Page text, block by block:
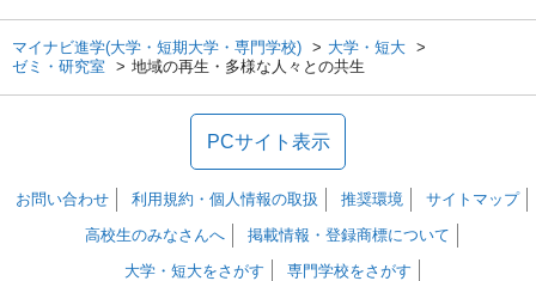
マイナビ進学(大学・短期大学・専門学校)
大学・短大
ゼミ・研究室
地域の再生・多様な人々との共生
PCサイト表示
お問い合わせ 利用規約・個人情報の取扱 推奨環境
サイトマップ
高校生のみなさんへ
掲載情報・登録商標について
大学・短大をさがす
専門学校をさがす